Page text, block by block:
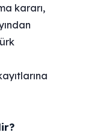
kararı,